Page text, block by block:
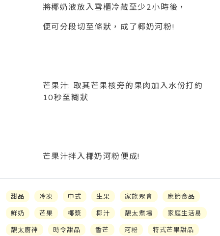
將椰奶液放入雪櫃冷藏至少2小時後，
便可分段切至條狀，成了椰奶河粉!
芒果汁: 取其芒果核旁的果肉加入水份打約
10秒至糊狀
芒果汁拌入椰奶河粉便成!
甜品 冷凍 中式 生果 家族聚會
應節食品
鮮奶
芒果 椰漿 椰汁 靚太煮場
家庭生活易
靚太廚神
時令甜品 香芒 河粉
特式芒果甜品